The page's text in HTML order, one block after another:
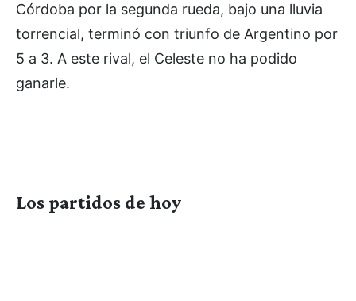
Córdoba por la segunda rueda, bajo una lluvia
torrencial, terminó con triunfo de Argentino por
5 a 3. A este rival, el Celeste no ha podido
ganarle.
Los partidos de hoy